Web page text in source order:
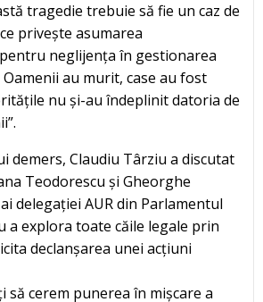
tragedie trebuie să fie un caz de
privește asumarea
neglijența în gestionarea
au murit, case au fost
nu și-au îndeplinit datoria de
demers, Claudiu Târziu a discutat
Teodorescu și Gheorghe
delegației AUR din Parlamentul
a explora toate căile legale prin
declanșarea unei acțiuni
să cerem punerea în mișcare a